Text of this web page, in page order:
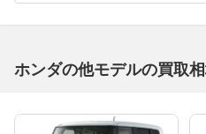
ホンダの他モデルの買取